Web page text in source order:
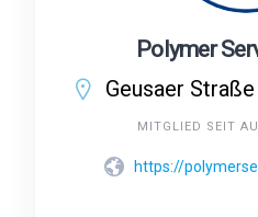
Polymer
MITGLIED SEIT
https://